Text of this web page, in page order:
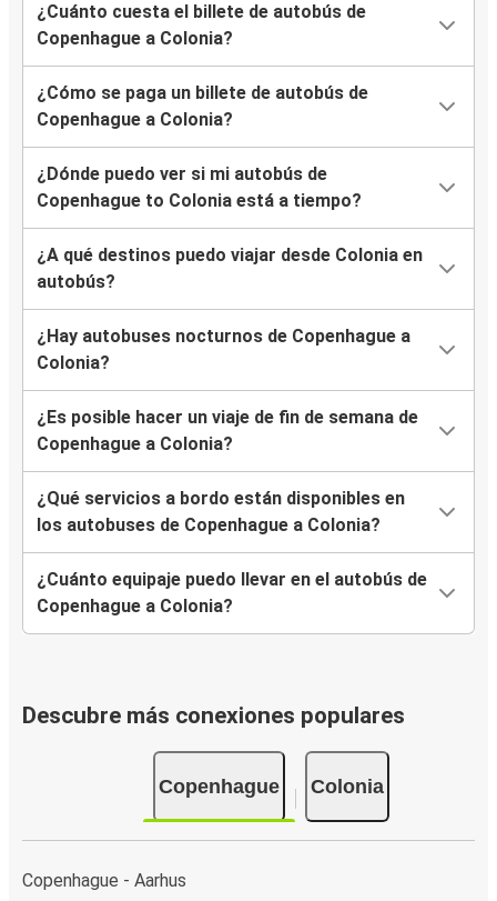
¿Cuánto cuesta el billete de autobús de
Copenhague a Colonia?
¿Cómo se paga un billete de autobús de
Copenhague a Colonia?
¿Dónde puedo ver si mi autobús de
Copenhague to Colonia está a tiempo?
¿A qué destinos puedo viajar desde Colonia en
autobús?
¿Hay autobuses nocturnos de Copenhague a
Colonia?
¿Es posible hacer un viaje de fin de semana de
Copenhague a Colonia?
¿Qué servicios a bordo están disponibles en
los autobuses de Copenhague a Colonia?
¿Cuánto equipaje puedo llevar en el autobús de
Copenhague a Colonia?
Descubre más conexiones populares
Copenhague Colonia
Copenhague - Aarhus